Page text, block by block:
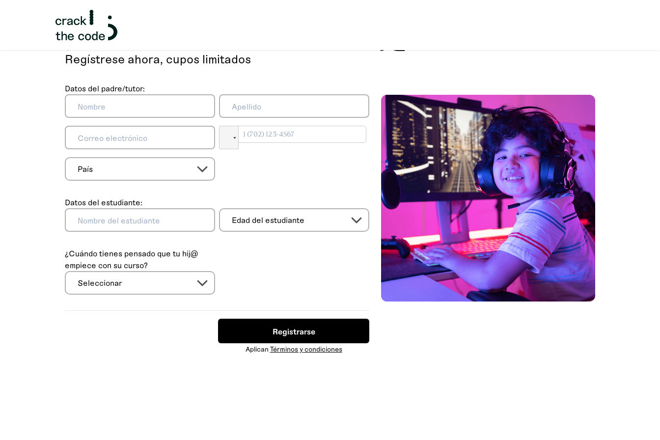
¡Invierte en
Regístrese ahora, cupos limitados
Datos del padre/tutor:
Datos del estudiante:
¿Cuándo tienes pensado que tu hij@
empiece con su curso?
Registrarse
Aplican Términos y condiciones